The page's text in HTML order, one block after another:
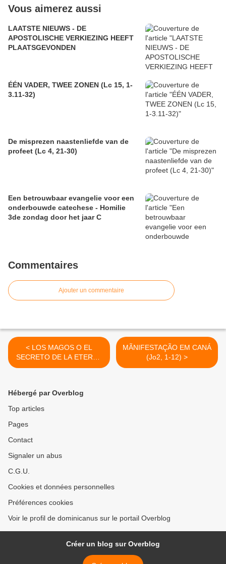
Vous aimerez aussi
LAATSTE NIEUWS - DE
APOSTOLISCHE VERKIEZING HEEFT
PLAATSGEVONDEN
ÉÉN VADER, TWEE ZONEN (Lc 15, 1-
3.11-32)
De misprezen naastenliefde van de
profeet (Lc 4, 21-30)
Een betrouwbaar evangelie voor een
onderbouwde catechese - Homilie
3de zondag door het jaar C
Commentaires
Ajouter un commentaire
< LOS MAGOS O EL
SECRETO DE LA ETERNA
JUVENTUD (Mt 2, 1-12)
MÃNIFESTAÇÃO EM CANÁ
(Jo2, 1-12) >
Hébergé par Overblog
Top articles
Pages
Contact
Signaler un abus
C.G.U.
Cookies et données personnelles
Préférences cookies
Voir le profil de dominicanus sur le portail Overblog
Créer un blog sur Overblog